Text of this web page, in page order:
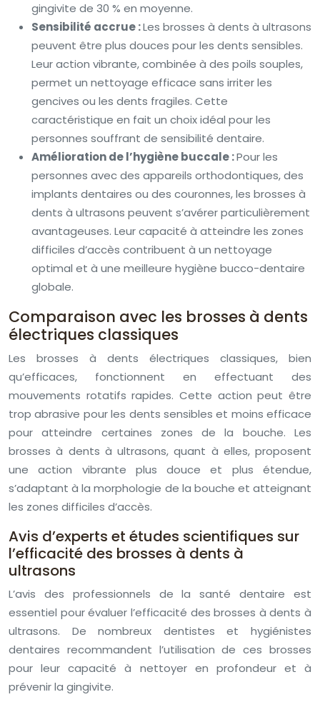
gingivite de 30 % en moyenne.
Sensibilité accrue :Les brosses à dents à ultrasons
peuvent être plus douces pour les dents sensibles.
Leur action vibrante, combinée à des poils souples,
permet un nettoyage efficace sans irriter les
gencives ou les dents fragiles. Cette
caractéristique en fait un choix idéal pour les
personnes souffrant de sensibilité dentaire.
Amélioration de l’hygiène buccale :Pour les
personnes avec des appareils orthodontiques, des
implants dentaires ou des couronnes, les brosses à
dents à ultrasons peuvent s’avérer particulièrement
avantageuses. Leur capacité à atteindre les zones
difficiles d’accès contribuent à un nettoyage
optimal et à une meilleure hygiène bucco-dentaire
globale.
Comparaison avec les brosses à dents
électriques classiques
Les brosses à dents électriques classiques, bien
qu’efficaces, fonctionnent en effectuant des
mouvements rotatifs rapides. Cette action peut être
trop abrasive pour les dents sensibles et moins efficace
pour atteindre certaines zones de la bouche. Les
brosses à dents à ultrasons, quant à elles, proposent
une action vibrante plus douce et plus étendue,
s’adaptant à la morphologie de la bouche et atteignant
les zones difficiles d’accès.
Avis d’experts et études scientifiques sur
l’efficacité des brosses à dents à
ultrasons
L’avis des professionnels de la santé dentaire est
essentiel pour évaluer l’efficacité des brosses à dents à
ultrasons. De nombreux dentistes et hygiénistes
dentaires recommandent l’utilisation de ces brosses
pour leur capacité à nettoyer en profondeur et à
prévenir la gingivite.